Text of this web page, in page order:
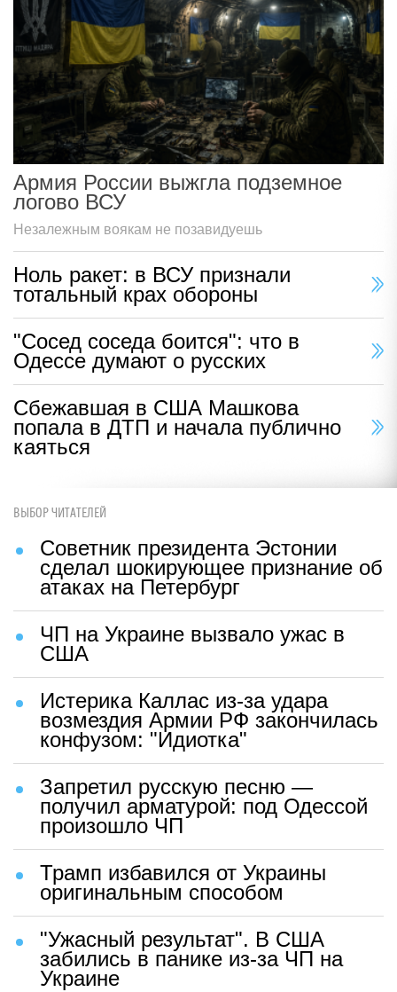
Армия России выжгла подземное
логово ВСУ
Незалежным воякам не позавидуешь
Ноль ракет: в ВСУ признали
тотальный крах обороны
"Сосед соседа боится": что в
Одессе думают о русских
Сбежавшая в США Машкова
попала в ДТП и начала публично
каяться
ВЫБОР ЧИТАТЕЛЕЙ
Советник президента Эстонии
сделал шокирующее признание об
атаках на Петербург
ЧП на Украине вызвало ужас в
США
Истерика Каллас из-за удара
возмездия Армии РФ закончилась
конфузом: "Идиотка"
Запретил русскую песню —
получил арматурой: под Одессой
произошло ЧП
Трамп избавился от Украины
оригинальным способом
"Ужасный результат". В США
забились в панике из-за ЧП на
Украине